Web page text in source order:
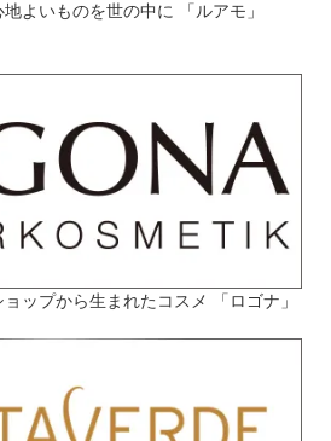
よいものを世の中に 「ルアモ」
ップから生まれたコスメ 「ロゴナ」